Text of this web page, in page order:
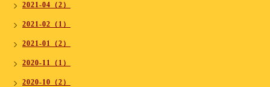
2021-04（2）
2021-02（1）
2021-01（2）
2020-11（1）
2020-10（2）